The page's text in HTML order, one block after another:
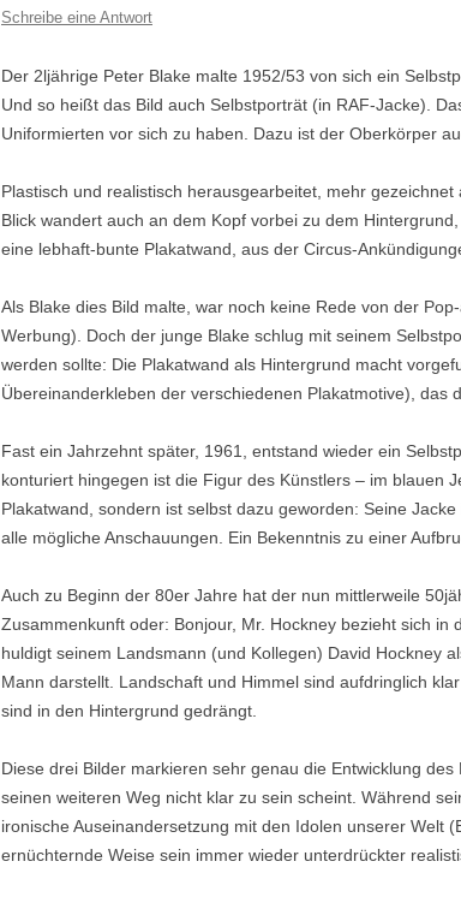
Schreibe eine Antwort
Der 2ljährige Peter Blake malte 1952/53 von sich ein
Und so heißt das Bild auch Selbstporträt (in RAF-Jacke).
Uniformierten vor sich zu haben. Dazu ist der Oberkörper
Plastisch und realistisch herausgearbeitet, mehr
Blick wandert auch an dem Kopf vorbei zu dem
eine lebhaft-bunte Plakatwand, aus der Circus-
Als Blake dies Bild malte, war noch keine Rede von der
Werbung). Doch der junge Blake schlug mit seinem
werden sollte: Die Plakatwand als Hintergrund macht
Übereinanderkleben der verschiedenen Plakatmotive), das
Fast ein Jahrzehnt später, 1961, entstand wieder ein
konturiert hingegen ist die Figur des Künstlers – im blauen
Plakatwand, sondern ist selbst dazu geworden: Seine
alle mögliche Anschauungen. Ein Bekenntnis zu einer
Auch zu Beginn der 80er Jahre hat der nun mittlerweile
Zusammenkunft oder: Bonjour, Mr. Hockney bezieht sich
huldigt seinem Landsmann (und Kollegen) David Hockney
Mann darstellt. Landschaft und Himmel sind aufdringlich
sind in den Hintergrund gedrängt.
Diese drei Bilder markieren sehr genau die Entwicklung
seinen weiteren Weg nicht klar zu sein scheint. Während
ironische Auseinandersetzung mit den Idolen unserer Welt
ernüchternde Weise sein immer wieder unterdrückter